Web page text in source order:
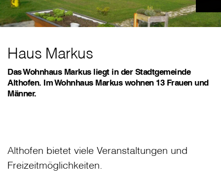
Haus Markus
Das Wohnhaus Markus liegt in der Stadtgemeinde
Althofen. Im Wohnhaus Markus wohnen 13 Frauen und
Männer.
Althofen bietet viele Veranstaltungen und
Freizeitmöglichkeiten.